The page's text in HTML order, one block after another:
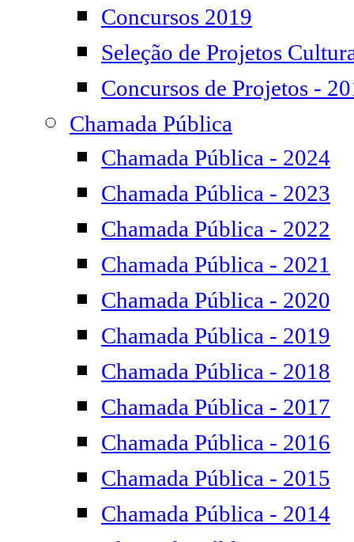
Concursos 2019
Seleção de Projetos
Concursos de Projetos -
Chamada Pública
Chamada Pública - 2024
Chamada Pública - 2023
Chamada Pública - 2022
Chamada Pública - 2021
Chamada Pública - 2020
Chamada Pública - 2019
Chamada Pública - 2018
Chamada Pública - 2017
Chamada Pública - 2016
Chamada Pública - 2015
Chamada Pública - 2014